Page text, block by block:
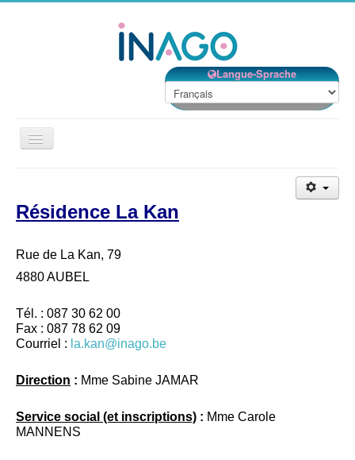
Langue-Sprache
Basculer
la
Nos établissements
Contact
EMPLOIS
Protection des données
Résidence La Kan
Rue de La Kan, 79
4880 AUBEL
Tél. : 087 30 62 00
Fax : 087 78 62 09
Courriel : la.kan@inago.be
Direction : Mme Sabine JAMAR
Service social (et inscriptions) : Mme Carole
MANNENS